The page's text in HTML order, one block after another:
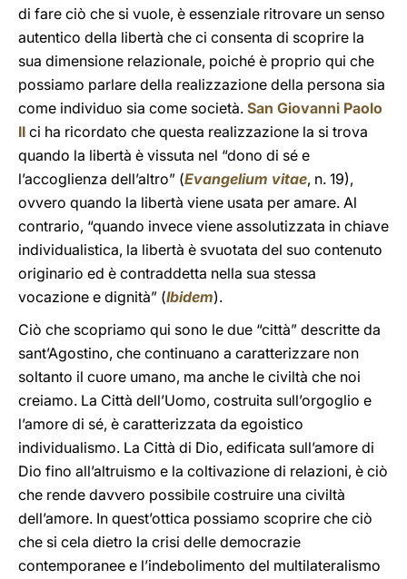
di fare ciò che si vuole, è essenziale ritrovare un senso
autentico della libertà che ci consenta di scoprire la
sua dimensione relazionale, poiché è proprio qui che
possiamo parlare della realizzazione della persona sia
come individuo sia come società. San Giovanni Paolo
II ci ha ricordato che questa realizzazione la si trova
quando la libertà è vissuta nel “dono di sé e
l’accoglienza dell’altro” (Evangelium vitae, n. 19),
ovvero quando la libertà viene usata per amare. Al
contrario, “quando invece viene assolutizzata in chiave
individualistica, la libertà è svuotata del suo contenuto
originario ed è contraddetta nella sua stessa
vocazione e dignità” (Ibidem).
Ciò che scopriamo qui sono le due “città” descritte da
sant’Agostino, che continuano a caratterizzare non
soltanto il cuore umano, ma anche le civiltà che noi
creiamo. La Città dell’Uomo, costruita sull’orgoglio e
l’amore di sé, è caratterizzata da egoistico
individualismo. La Città di Dio, edificata sull’amore di
Dio fino all’altruismo e la coltivazione di relazioni, è ciò
che rende davvero possibile costruire una civiltà
dell’amore. In quest’ottica possiamo scoprire che ciò
che si cela dietro la crisi delle democrazie
contemporanee e l’indebolimento del multilateralismo